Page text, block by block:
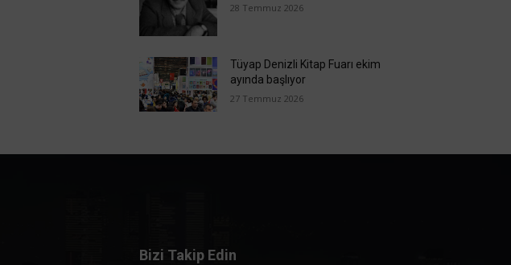
28 Temmuz 2026
Tüyap Denizli Kitap Fuarı ekim
ayında başlıyor
27 Temmuz 2026
Bizi Takip Edin